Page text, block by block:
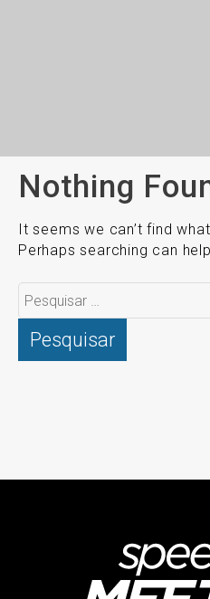
Nothing
It seems we can’t find
Perhaps searching can
Pesquisar
por: